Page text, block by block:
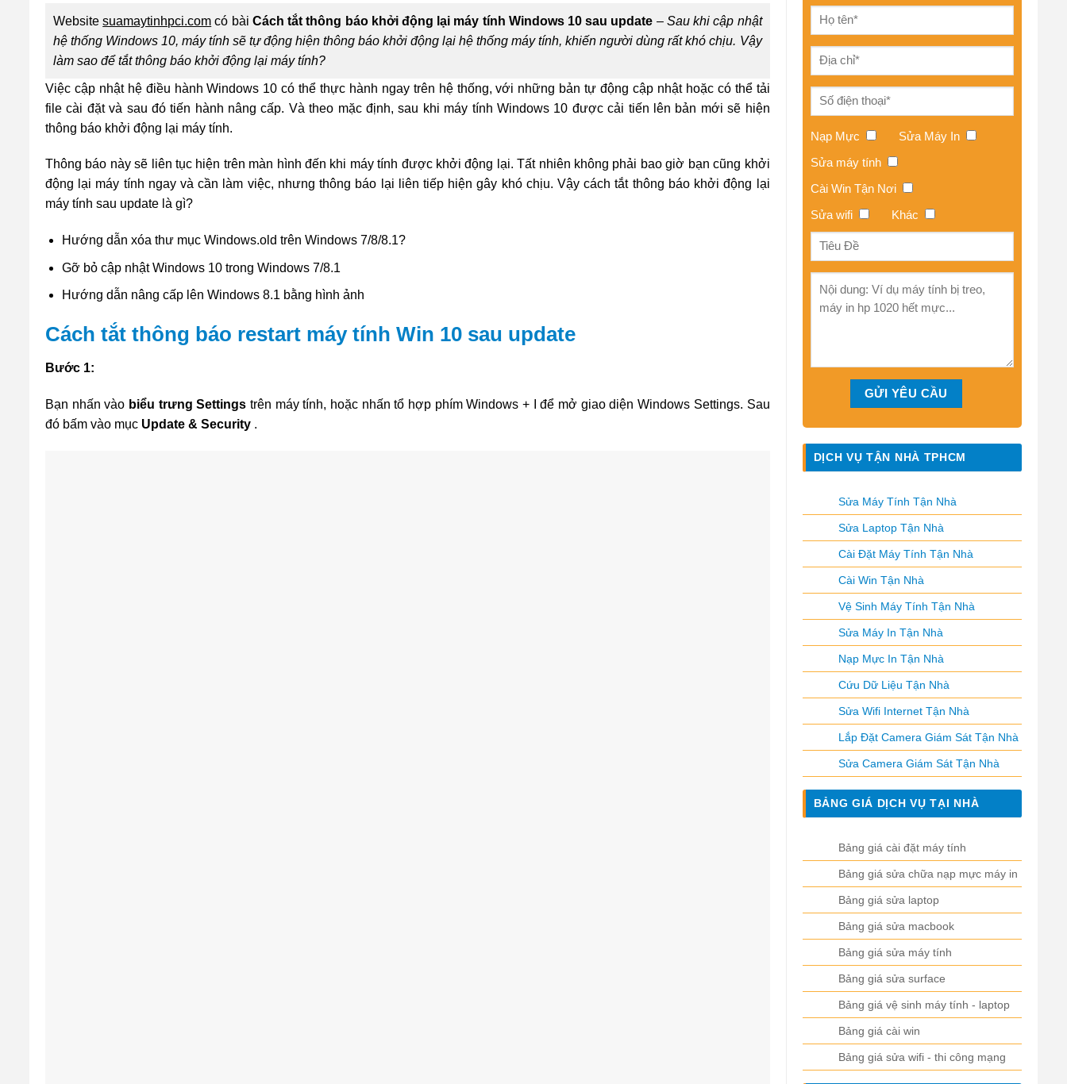
Websitesuamaytinhpci.com có bài Cách tắt thông báo khởi động lại máy tính Windows 10 sau update – Sau khi cập nhật
hệ thống Windows 10, máy tính sẽ tự động hiện thông báo khởi động lại hệ thống máy tính, khiến người dùng rất khó chịu. Vậy
làm sao để tắt thông báo khởi động lại máy tính?
Việc cập nhật hệ điều hành Windows 10 có thể thực hành ngay trên hệ thống, với những bản tự động cập nhật hoặc có thể tải
file cài đặt và sau đó tiến hành nâng cấp. Và theo mặc định, sau khi máy tính Windows 10 được cải tiến lên bản mới sẽ hiện
thông báo khởi động lại máy tính.
Thông báo này sẽ liên tục hiện trên màn hình đến khi máy tính được khởi động lại. Tất nhiên không phải bao giờ bạn cũng khởi
động lại máy tính ngay và cần làm việc, nhưng thông báo lại liên tiếp hiện gây khó chịu. Vậy cách tắt thông báo khởi động lại
máy tính sau update là gì?
Hướng dẫn xóa thư mục Windows.old trên Windows 7/8/8.1?
Gỡ bỏ cập nhật Windows 10 trong Windows 7/8.1
Hướng dẫn nâng cấp lên Windows 8.1 bằng hình ảnh
Cách tắt thông báo restart máy tính Win 10 sau update
Bước 1:
Bạn nhấn vào biểu trưng Settingstrên máy tính, hoặc nhấn tổ hợp phím Windows + I để mở giao diện Windows Settings. Sau
đó bấm vào mục Update & Security .
Nạp Mực
Sửa Máy In
Sửa máy tính
Cài Win Tận Nơi
Sửa wifi
Khác
DỊCH VỤ TẬN NHÀ TPHCM
Sửa Máy Tính Tận Nhà
Sửa Laptop Tận Nhà
Cài Đặt Máy Tính Tận Nhà
Cài Win Tận Nhà
Vệ Sinh Máy Tính Tận Nhà
Sửa Máy In Tận Nhà
Nạp Mực In Tận Nhà
Cứu Dữ Liệu Tận Nhà
Sửa Wifi Internet Tận Nhà
Lắp Đặt Camera Giám Sát Tận Nhà
Sửa Camera Giám Sát Tận Nhà
BẢNG GIÁ DỊCH VỤ TẠI NHÀ
Bảng giá cài đặt máy tính
Bảng giá sửa chữa nạp mực máy in
Bảng giá sửa laptop
Bảng giá sửa macbook
Bảng giá sửa máy tính
Bảng giá sửa surface
Bảng giá vệ sinh máy tính - laptop
Bảng giá cài win
Bảng giá sửa wifi - thi công mạng